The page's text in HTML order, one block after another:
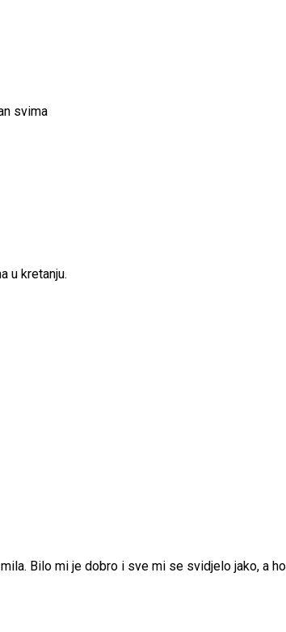
svima
u kretanju.
Bilo mi je dobro i sve mi se svidjelo jako, a